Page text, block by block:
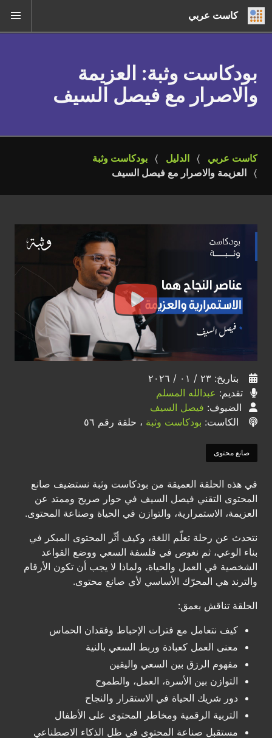
كاست عربي
بودكاست وثبة: العزيمة
والاصرار مع فيصل السيف
كاست عربي الدليل
بودكاست وثبة
العزيمة والاصرار مع فيصل السيف
بتاريخ: ٢٣ / ٠١ / ٢٠٢٦
تقديم: عبدالله المسلم
الضيوف: فيصل السيف
الكاست: بودكاست وثبة ، حلقة رقم ٥٦
صانع محتوى
في هذه الحلقة العميقة من بودكاست وثبة نستضيف صانع
المحتوى التقني فيصل السيف في حوار صريح وممتد عن
العزيمة، الاستمرارية، والتوازن في الحياة وصناعة المحتوى.
نتحدث عن رحلة تعلّم اللغة، وكيف أثّر المحتوى المبكر في
بناء الوعي، ثم نغوص في فلسفة السعي ووضع القواعد
الشخصية في العمل والحياة، ولماذا لا يجب أن تكون الأرقام
والترند هي المحرّك الأساسي لأي صانع محتوى.
الحلقة تناقش بعمق:
كيف نتعامل مع فترات الإحباط وفقدان الحماس
معنى العمل كعبادة وربط السعي بالنية
مفهوم الرزق بين السعي واليقين
التوازن بين الأسرة، العمل، والطموح
دور شريك الحياة في الاستقرار والنجاح
التربية الرقمية ومخاطر المحتوى على الأطفال
مستقبل صناعة المحتوى في ظل الذكاء الاصطناعي